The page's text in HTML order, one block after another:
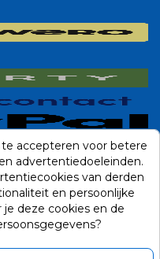
accepteren voor betere
advertentiedoeleinden.
van derden
en persoonlijke
deze cookies en de